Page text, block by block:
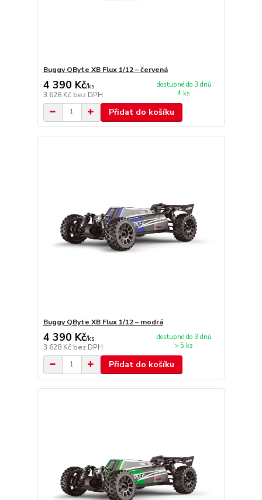
Buggy QByte XB Flux 1/12 – červená
4 390 Kč/ks
3 628 Kč bez DPH
dostupné do 3 dnů
4 ks
Přidat do košíku
Buggy QByte XB Flux 1/12 – modrá
4 390 Kč/ks
3 628 Kč bez DPH
dostupné do 3 dnů
> 5 ks
Přidat do košíku